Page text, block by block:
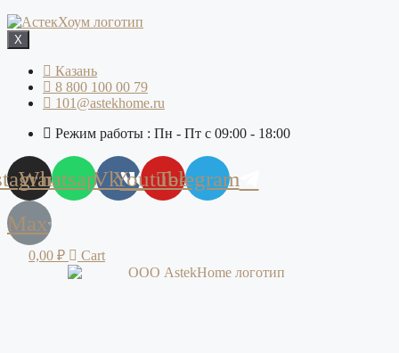
X
Казань
8 800 100 00 79
101@astekhome.ru
Режим работы : Пн - Пт с 09:00 - 18:00
Whatsapp
VkYoutubeTelegram
Max
0,00 ₽ Cart